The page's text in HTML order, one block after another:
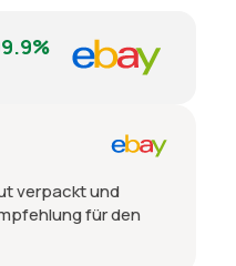
verpackt und
für den